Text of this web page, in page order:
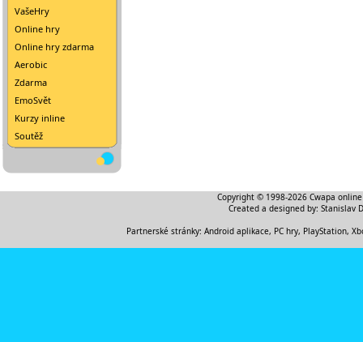
VašeHry
Online hry
Online hry zdarma
Aerobic
Zdarma
EmoSvět
Kurzy inline
Soutěž
Copyright © 1998-2026 Cwapa
Created a designed by: Stanislav
Partnerské stránky: Android aplikace, PC hry, PlayStation,